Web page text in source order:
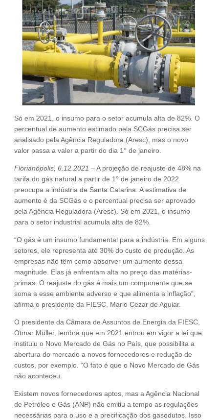
Fale Conosco
NOSSAS ASSOCIADAS
SEJA UM ASSOCIADO
VAGAS
Só em 2021, o insumo para o setor acumula alta de 82%. O
percentual de aumento estimado pela SCGás precisa ser
analisado pela Agência Reguladora (Aresc), mas o novo
valor passa a valer a partir do dia 1° de janeiro.
Florianópolis, 6.12.2021 – A projeção de reajuste de 48% na
tarifa do gás natural a partir de 1° de janeiro de 2022
preocupa a indústria de Santa Catarina. A estimativa de
aumento é da SCGás e o percentual precisa ser aprovado
pela Agência Reguladora (Aresc). Só em 2021, o insumo
para o setor industrial acumula alta de 82%.
“O gás é um insumo fundamental para a indústria. Em alguns
setores, ele representa até 30% do custo de produção. As
empresas não têm como absorver um aumento dessa
magnitude. Elas já enfrentam alta no preço das matérias-
primas. O reajuste do gás é mais um componente que se
soma a esse ambiente adverso e que alimenta a inflação”,
afirma o presidente da FIESC, Mario Cezar de Aguiar.
O presidente da Câmara de Assuntos de Energia da FIESC,
Otmar Müller, lembra que em 2021 entrou em vigor a lei que
instituiu o Novo Mercado de Gás no País, que possibilita a
abertura do mercado a novos fornecedores e redução de
custos, por exemplo. “O fato é que o Novo Mercado de Gás
não aconteceu.
Existem novos fornecedores aptos, mas a Agência Nacional
de Petróleo e Gás (ANP) não emitiu a tempo as regulações
necessárias para o uso e a precificação dos gasodutos. Isso